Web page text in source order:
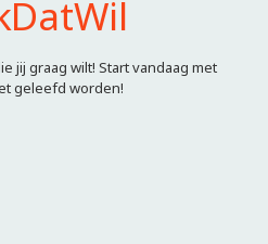
jij graag wilt! Start vandaag met
geleefd worden!